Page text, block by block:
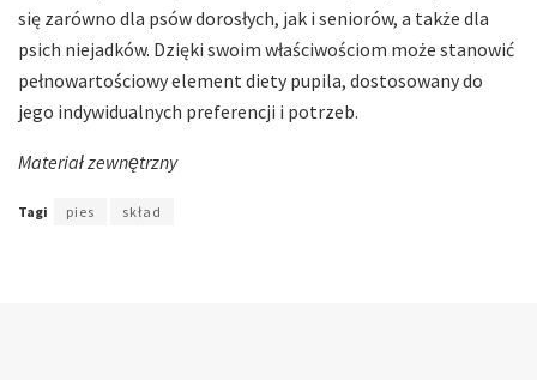
się zarówno dla psów dorosłych, jak i seniorów, a także dla
psich niejadków. Dzięki swoim właściwościom może stanowić
pełnowartościowy element diety pupila, dostosowany do
jego indywidualnych preferencji i potrzeb.
Materiał zewnętrzny
Tagi pies skład